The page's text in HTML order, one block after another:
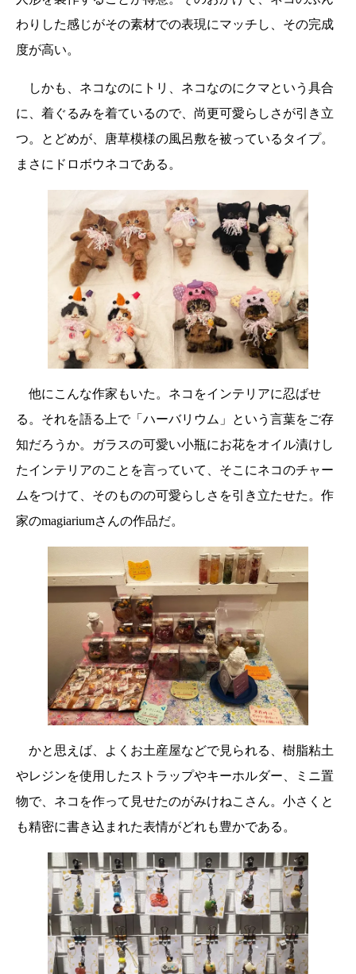
わりした感じがその素材での表現にマッチし、その完成
度が高い。
しかも、ネコなのにトリ、ネコなのにクマという具合
に、着ぐるみを着ているので、尚更可愛らしさが引き立
つ。とどめが、唐草模様の風呂敷を被っているタイプ。
まさにドロボウネコである。
他にこんな作家もいた。ネコをインテリアに忍ばせ
る。それを語る上で「ハーバリウム」という言葉をご存
知だろうか。ガラスの可愛い小瓶にお花をオイル漬けし
たインテリアのことを言っていて、そこにネコのチャー
ムをつけて、そのものの可愛らしさを引き立たせた。作
家のmagiariumさんの作品だ。
かと思えば、よくお土産屋などで見られる、樹脂粘土
やレジンを使用したストラップやキーホルダー、ミニ置
物で、ネコを作って見せたのがみけねこさん。小さくと
も精密に書き込まれた表情がどれも豊かである。